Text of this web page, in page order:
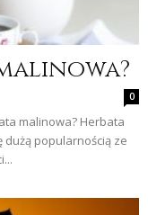
0
malinowa? Herbata
popularnością ze